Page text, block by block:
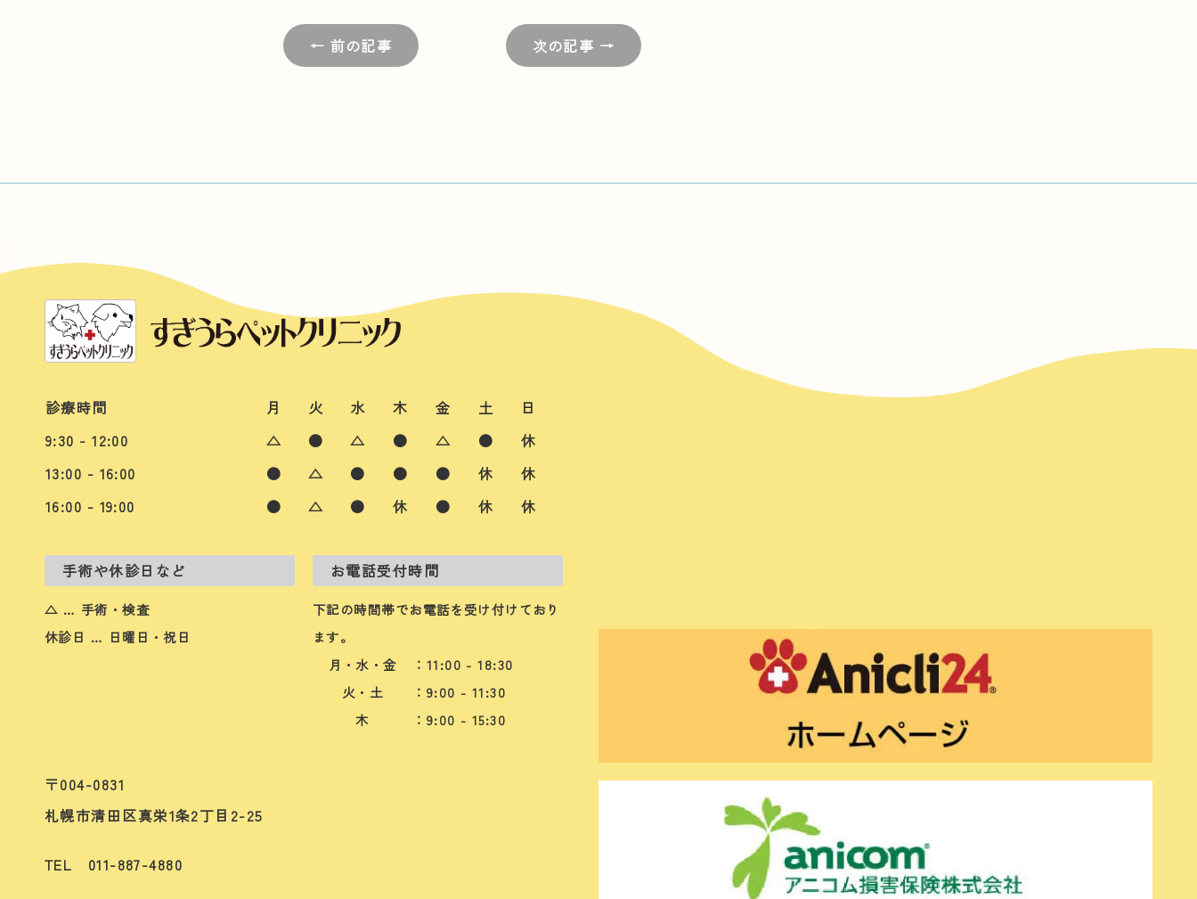
← 前の記事 次の記事 →
診療時間 月 火 水 木 金 土
日
9:30 - 12:00
△ ● △ ● △ ●
休
13:00 - 16:00
● △ ● ● ● 休
休
16:00 - 19:00
● △ ● 休 ● 休 休
手術や休診日など
△ … 手術・検査
休診日 … 日曜日・祝日
お電話受付時間
下記の時間帯でお電話を受け付けており
ます。
月・水・金
：11:00 - 18:30
火・土
：9:00 - 11:30
木
：9:00 - 15:30
〒004-0831
札幌市清田区真栄1条2丁目2-25
TEL 011-887-4880